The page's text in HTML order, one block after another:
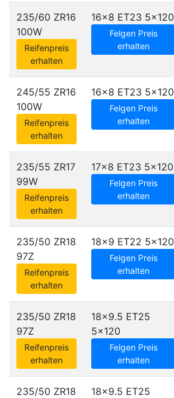
235/60 ZR16
100W
Reifenpreis
erhalten
16x8 ET23 5x120
Felgen Preis
erhalten
245/55 ZR16
100W
Reifenpreis
erhalten
16x8 ET23 5x120
Felgen Preis
erhalten
235/55 ZR17
99W
Reifenpreis
erhalten
17x8 ET23 5x120
Felgen Preis
erhalten
235/50 ZR18
97Z
Reifenpreis
erhalten
18x9 ET22 5x120
Felgen Preis
erhalten
235/50 ZR18
97Z
Reifenpreis
erhalten
18x9.5 ET25
5x120
Felgen Preis
erhalten
235/50 ZR18
18x9.5 ET25